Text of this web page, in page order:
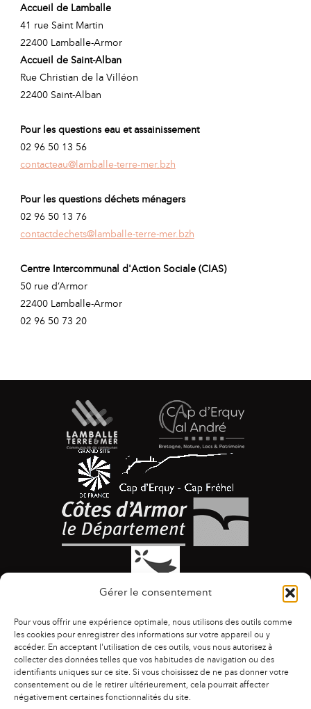
Gérer le consentement
Pour vous offrir une expérience optimale, nous utilisons des outils comme
les cookies pour enregistrer des informations sur votre appareil ou y
accéder. En acceptant l'utilisation de ces outils, vous nous autorisez à
collecter des données telles que vos habitudes de navigation ou des
identifiants uniques sur ce site. Si vous choisissez de ne pas donner votre
consentement ou de le retirer ultérieurement, cela pourrait affecter
négativement certaines fonctionnalités du site.
Accueil de Lamballe
41 rue Saint Martin
22400 Lamballe-Armor
Accueil de Saint-Alban
Rue Christian de la Villéon
22400 Saint-Alban
Pour les questions eau et assainissement
02 96 50 13 56
contacteau@lamballe-terre-mer.bzh
Pour les questions déchets ménagers
02 96 50 13 76
contactdechets@lamballe-terre-mer.bzh
Centre Intercommunal d'Action Sociale (CIAS)
50 rue d’Armor
22400 Lamballe-Armor
02 96 50 73 20
ACCESSIBILITÉ | AGENDA | ASSOCIATIONS
|
CONTACTS
PUBLICATIONS ESPACE PRESSE